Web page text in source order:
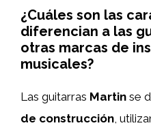
¿Cuáles son las
diferencian a las
otras marcas de
musicales?
Las guitarras Martin se
de construcción ,